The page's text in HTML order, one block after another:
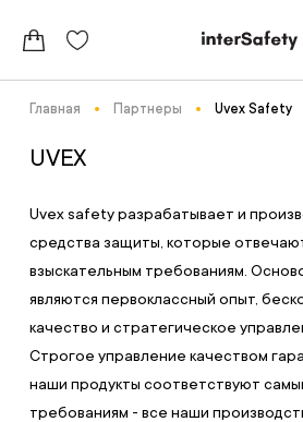
Главная Партнеры Uvex Safety
UVEX
Uvex safety разрабатывает и
средства защиты, которые
взыскательным требованиям.
являются первоклассный опыт,
качество и стратегическое
Строгое управление качеством
наши продукты соответствуют
требованиям - все наши